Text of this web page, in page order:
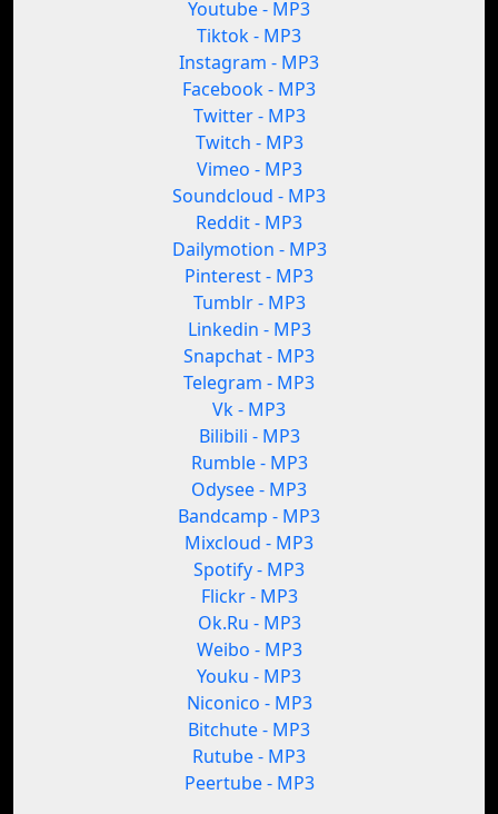
Youtube - MP3
Tiktok - MP3
Instagram - MP3
Facebook - MP3
Twitter - MP3
Twitch - MP3
Vimeo - MP3
Soundcloud - MP3
Reddit - MP3
Dailymotion - MP3
Pinterest - MP3
Tumblr - MP3
Linkedin - MP3
Snapchat - MP3
Telegram - MP3
Vk - MP3
Bilibili - MP3
Rumble - MP3
Odysee - MP3
Bandcamp - MP3
Mixcloud - MP3
Spotify - MP3
Flickr - MP3
Ok.Ru - MP3
Weibo - MP3
Youku - MP3
Niconico - MP3
Bitchute - MP3
Rutube - MP3
Peertube - MP3